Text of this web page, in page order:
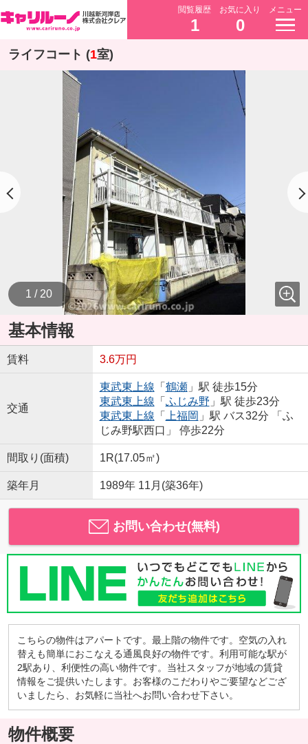
閲覧履歴
1
お気に入り
0
メニュー
ライフコート (1室)
1 / 20
基本情報
賃料 3.6万円
交通
東武東上線 「 鶴瀬」駅 徒歩15分
東武東上線 「 ふじみ野 」駅 徒歩23分
東武東上線 「 上福岡 」駅 バス32分 「ふ
じみ野駅西口」 停歩22分
間取り(面積) 1R(17.05㎡)
築年月 1989年 11月(築36年)
お問い合わせ(無料)
こちらの物件はアパートです。最上階の物件です。空気の入れ
替えも簡単におこなえる通風良好の物件です。利用可能な駅が
2駅あり、利便性の高い物件です。当社スタッフが地域の賃貸
情報をご提供いたします。お客様のこだわりやご要望などござ
いましたら、お気軽に当社へお問い合わせ下さい。
物件概要